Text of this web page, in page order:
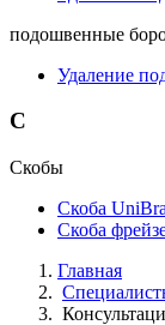
подошвенные
Удаление
С
Скобы
Скоба
Скоба
Главная